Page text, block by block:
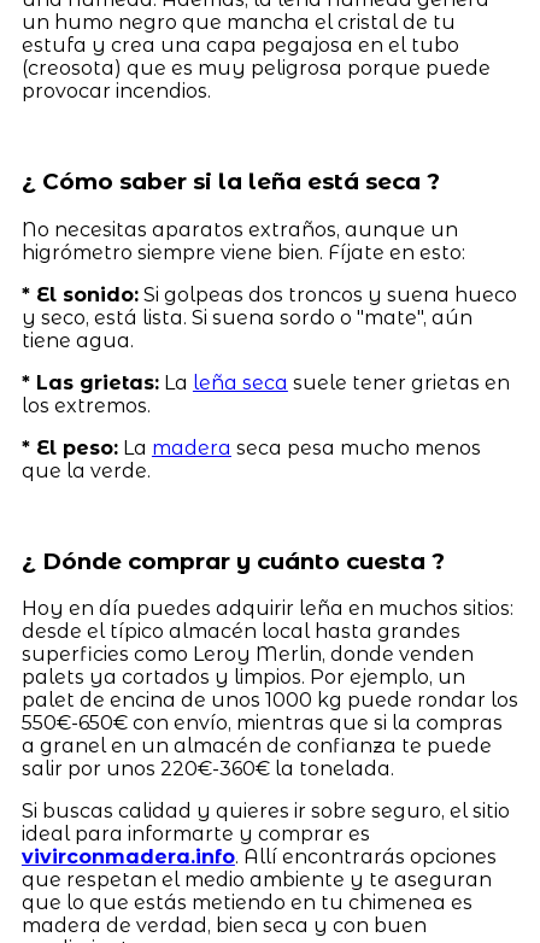
un humo negro que mancha el cristal de tu
estufa y crea una capa pegajosa en el tubo
(creosota) que es muy peligrosa porque puede
provocar incendios.
¿ Cómo saber si la leña está seca ?
No necesitas aparatos extraños, aunque un
higrómetro siempre viene bien. Fíjate en esto:
* El sonido:Si golpeas dos troncos y suena hueco
y seco, está lista. Si suena sordo o "mate", aún
tiene agua.
* Las grietas:La leña seca suele tener grietas en
los extremos.
* El peso:La madera seca pesa mucho menos
que la verde.
¿ Dónde comprar y cuánto cuesta ?
Hoy en día puedes adquirir leña en muchos sitios:
desde el típico almacén local hasta grandes
superficies como Leroy Merlin, donde venden
palets ya cortados y limpios. Por ejemplo, un
palet de encina de unos 1000 kg puede rondar los
550€-650€ con envío, mientras que si la compras
a granel en un almacén de confianza te puede
salir por unos 220€-360€ la tonelada.
Si buscas calidad y quieres ir sobre seguro, el sitio
ideal para informarte y comprar es
vivirconmadera.info. Allí encontrarás opciones
que respetan el medio ambiente y te aseguran
que lo que estás metiendo en tu chimenea es
madera de verdad, bien seca y con buen